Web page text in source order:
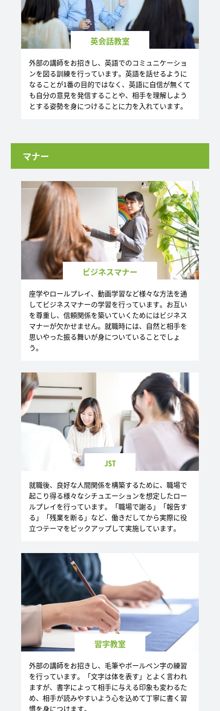
英会話教室
外部の講師をお招きし、英語でのコミュニケーショ
ンを図る訓練を行っています。英語を話せるように
なることが1番の目的ではなく、英語に自信が無くて
も自分の意見を発信することや、相手を理解しよう
とする姿勢を身につけることに力を入れています。
マナー
ビジネスマナー
座学やロールプレイ、動画学習など様々な方法を通
してビジネスマナーの学習を行っています。お互い
を尊重し、信頼関係を築いていくためにはビジネス
マナーが欠かせません。就職時には、自然と相手を
思いやった振る舞いが身についていることでしょ
う。
JST
就職後、良好な人間関係を構築するために、職場で
起こり得る様々なシチュエーションを想定したロー
ルプレイを行っています。「職場で謝る」「報告す
る」「残業を断る」など、働きだしてから実際に役
立つテーマをピックアップして実施しています。
習字教室
外部の講師をお招きし、毛筆やボールペン字の練習
を行っています。「文字は体を表す」とよく言われ
ますが、書字によって相手に与える印象も変わるた
め、相手が読みやすいよう心を込めて丁寧に書く習
慣を身につけます。